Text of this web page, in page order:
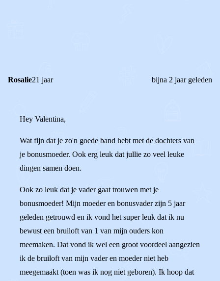
Rosalie21 jaar bijna 2 jaar geleden
Hey Valentina,
Wat fijn dat je zo'n goede band hebt met de dochters van
je bonusmoeder. Ook erg leuk dat jullie zo veel leuke
dingen samen doen.
Ook zo leuk dat je vader gaat trouwen met je
bonusmoeder! Mijn moeder en bonusvader zijn 5 jaar
geleden getrouwd en ik vond het super leuk dat ik nu
bewust een bruiloft van 1 van mijn ouders kon
meemaken. Dat vond ik wel een groot voordeel aangezien
ik de bruiloft van mijn vader en moeder niet heb
meegemaakt (toen was ik nog niet geboren). Ik hoop dat